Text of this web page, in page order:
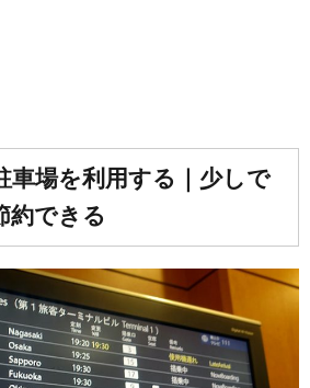
車場を利用する｜少しで
約できる